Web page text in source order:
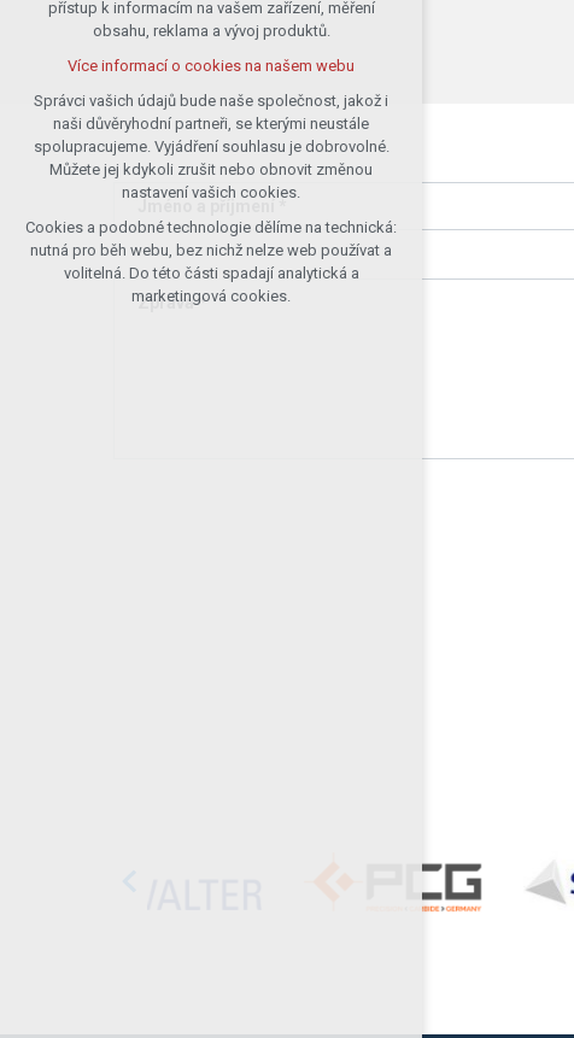
Zpráva *
případná přihlášení, volby jazyka, apod.
Volitelná cookies
analytická pro anonymizované
vyhodnocení návštěvnosti
marketingová cookies (Google)
Více informací o cookies na našem webu
Přijmout všechny cookies
Odmítnout vše
přístup k informacím na vašem zařízení, měření
obsahu, reklama a vývoj produktů.
Více informací o cookies na našem webu
Správci vašich údajů bude naše společnost, jakož i
naši důvěryhodní partneři, se kterými neustále
spolupracujeme. Vyjádření souhlasu je dobrovolné.
Můžete jej kdykoli zrušit nebo obnovit změnou
nastavení vašich cookies.
Cookies a podobné technologie dělíme na technická:
nutná pro běh webu, bez nichž nelze web používat a
volitelná. Do této části spadají analytická a
marketingová cookies.